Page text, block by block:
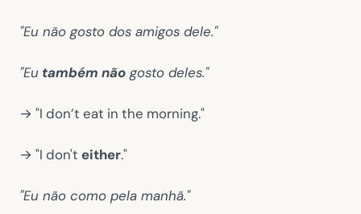
"Eu não gosto dos amigos dele."
"Eu também não gosto deles."
→ "I don’t eat in the morning."
→ "I don't either."
"Eu não como pela manhã."